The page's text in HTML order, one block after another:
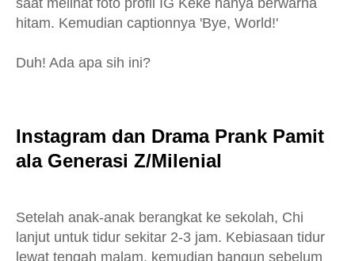
hitam. Kemudian captionnya 'Bye, World!'
Duh! Ada apa sih ini?
Instagram dan Drama Prank Pamit
ala Generasi Z/Milenial
Setelah anak-anak berangkat ke sekolah, Chi
lanjut untuk tidur sekitar 2-3 jam. Kebiasaan tidur
lewat tengah malam, kemudian bangun sebelum